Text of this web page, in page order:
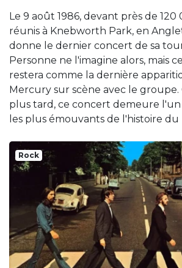
Le 9 août 1986, devant près de
réunis à Knebworth Park, en
donne le dernier concert de sa
Personne ne l'imagine alors, mais
restera comme la dernière
Mercury sur scène avec le groupe.
plus tard, ce concert demeure
les plus émouvants de l'histoire du
Rock